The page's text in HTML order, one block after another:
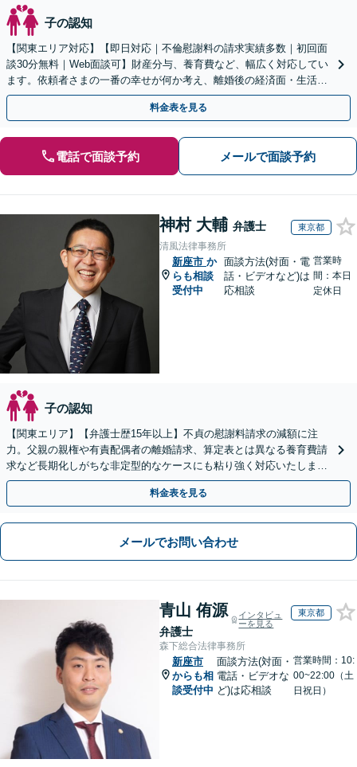
子の認知
【関東エリア対応】【即日対応｜不倫慰謝料の請求実績多数｜初回面
談30分無料｜Web面談可】財産分与、養育費など、幅広く対応してい
ます。依頼者さまの一番の幸せが何か考え、離婚後の経済面・生活面
を踏まえた最善の解決策をご提案【休日・夜間面談可】
料金表を見る
電話で面談予約 メールで面談予約
神村 大輔 弁護士 東京都
清風法律事務所
新座市 か
らも相談
受付中
面談方法(対面・電
話・ビデオなど)は
応相談
営業時
間：本日
定休日
子の認知
【関東エリア】【弁護士歴15年以上】不貞の慰謝料請求の減額に注
力。父親の親権や有責配偶者の離婚請求、算定表とは異なる養育費請
求など長期化しがちな非定型的なケースにも粘り強く対応いたしま
す。【初回相談30分無料】【休日・夜間相談可】
料金表を見る
メールでお問い合わせ
青山 侑源
弁護士
インタビュ
ーを見る
東京都
森下総合法律事務所
新座市
からも相
談受付中
面談方法(対面・
電話・ビデオな
ど)は応相談
営業時間：10:
00~22:00（土
日祝日）